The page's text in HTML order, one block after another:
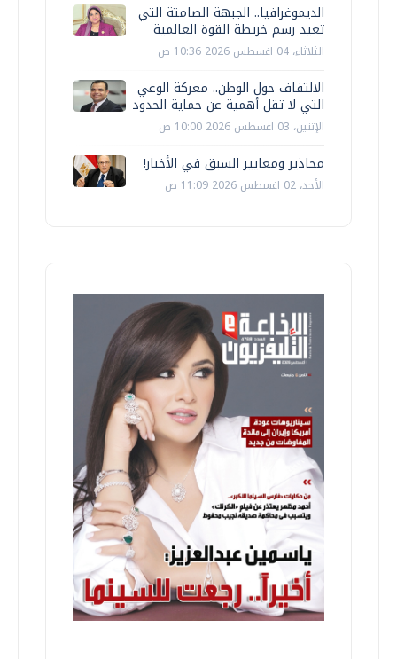
الديموغرافيا.. الجبهة الصامتة التي
تعيد رسم خريطة القوة العالمية
الثلاثاء، 04 اغسطس 2026 10:36 ص
الالتفاف حول الوطن.. معركة الوعي
التي لا تقل أهمية عن حماية الحدود
الإثنين، 03 اغسطس 2026 10:00 ص
محاذير ومعايير السبق في الأخبار!
الأحد، 02 اغسطس 2026 11:09 ص